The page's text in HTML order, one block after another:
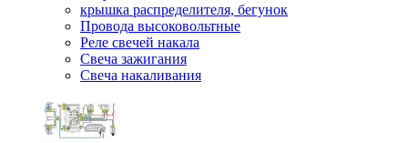
крышка распределителя, бегунок
Провода высоковольтные
Реле свечей накала
Свеча зажигания
Свеча накаливания